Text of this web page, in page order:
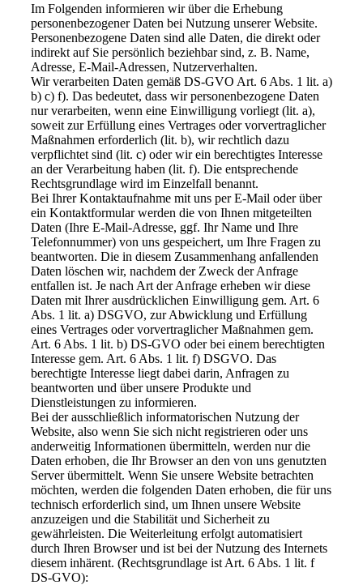
Im Folgenden informieren wir über die Erhebung
personenbezogener Daten bei Nutzung unserer Website.
Personenbezogene Daten sind alle Daten, die direkt oder
indirekt auf Sie persönlich beziehbar sind, z. B. Name,
Adresse, E-Mail-Adressen, Nutzerverhalten.
Wir verarbeiten Daten gemäß DS-GVO Art. 6 Abs. 1 lit. a)
b) c) f). Das bedeutet, dass wir personenbezogene Daten
nur verarbeiten, wenn eine Einwilligung vorliegt (lit. a),
soweit zur Erfüllung eines Vertrages oder vorvertraglicher
Maßnahmen erforderlich (lit. b), wir rechtlich dazu
verpflichtet sind (lit. c) oder wir ein berechtigtes Interesse
an der Verarbeitung haben (lit. f). Die entsprechende
Rechtsgrundlage wird im Einzelfall benannt.
Bei Ihrer Kontaktaufnahme mit uns per E-Mail oder über
ein Kontaktformular werden die von Ihnen mitgeteilten
Daten (Ihre E-Mail-Adresse, ggf. Ihr Name und Ihre
Telefonnummer) von uns gespeichert, um Ihre Fragen zu
beantworten. Die in diesem Zusammenhang anfallenden
Daten löschen wir, nachdem der Zweck der Anfrage
entfallen ist. Je nach Art der Anfrage erheben wir diese
Daten mit Ihrer ausdrücklichen Einwilligung gem. Art. 6
Abs. 1 lit. a) DSGVO, zur Abwicklung und Erfüllung
eines Vertrages oder vorvertraglicher Maßnahmen gem.
Art. 6 Abs. 1 lit. b) DS-GVO oder bei einem berechtigten
Interesse gem. Art. 6 Abs. 1 lit. f) DSGVO. Das
berechtigte Interesse liegt dabei darin, Anfragen zu
beantworten und über unsere Produkte und
Dienstleistungen zu informieren.
Bei der ausschließlich informatorischen Nutzung der
Website, also wenn Sie sich nicht registrieren oder uns
anderweitig Informationen übermitteln, werden nur die
Daten erhoben, die Ihr Browser an den von uns genutzten
Server übermittelt. Wenn Sie unsere Website betrachten
möchten, werden die folgenden Daten erhoben, die für uns
technisch erforderlich sind, um Ihnen unsere Website
anzuzeigen und die Stabilität und Sicherheit zu
gewährleisten. Die Weiterleitung erfolgt automatisiert
durch Ihren Browser und ist bei der Nutzung des Internets
diesem inhärent. (Rechtsgrundlage ist Art. 6 Abs. 1 lit. f
DS-GVO):